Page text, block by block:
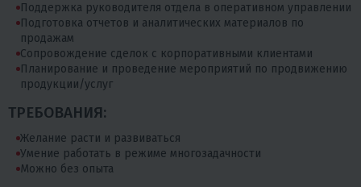
Поддержка руководителя отдела в оперативном управлении
Подготовка отчетов и аналитических материалов по
продажам
Сопровождение сделок с корпоративными клиентами
Планирование и проведение мероприятий по продвижению
продукции/услуг
ТРЕБОВАНИЯ:
Желание расти и развиваться
Умение работать в режиме многозадачности
Можно без опыта